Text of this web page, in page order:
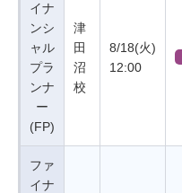
イナ
ンシ
ャル
プラ
ンナ
ー
(FP)
津
田
沼
校
8/18(火)
12:00
ファ
イナ